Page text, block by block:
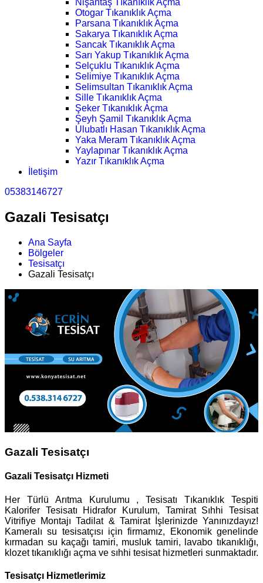
Nişantaş Tıkanıklık Açma
Otogar Tıkanıklık Açma
Parsana Tıkanıklık Açma
Sakarya Tıkanıklık Açma
Sancak Tıkanıklık Açma
Sarı Yakup Tıkanıklık Açma
Selçuklu Tıkanıklık Açma
Selimiye Tıkanıklık Açma
Selimsultan Tıkanıklık Açma
Sille Tıkanıklık Açma
Şeker Tıkanıklık Açma
Şeyh Şamil Tıkanıklık Açma
Ulubatlı Hasan Tıkanıklık Açma
Yaka Meram Tıkanıklık Açma
Yaylapınar Tıkanıklık Açma
Yazır Tıkanıklık Açma
İletişim
05383146727
Gazali Tesisatçı
Ana Sayfa
Bölgeler
Tesisatçı
Gazali Tesisatçı
Gazali Tesisatçı
Gazali Tesisatçı Hizmeti
Her Türlü Arıtma Kurulumu , Tesisatı Tıkanıklık Tespiti
Kalorifer Tesisatı Hidrafor Kurulum, Tamirat Sıhhi Tesisat
Vitrifiye Montajı Tadilat & Tamirat İşlerinizde Yanınızdayız!
Kameralı su tesisatçısı için firmamız, Ekonomik genelinde
kırmadan su kaçağı tamiri, musluk tamiri, lavabo tıkanıklığı,
klozet tıkanıklığı açma ve sıhhi tesisat hizmetleri sunmaktadır.
Tesisatçı Hizmetlerimiz